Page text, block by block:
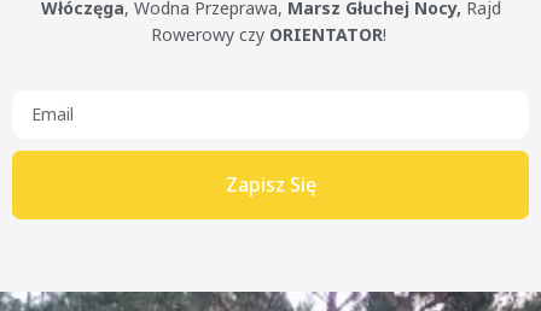
Włóczęga, Wodna Przeprawa, Marsz Głuchej Nocy, Rajd
Rowerowy czy ORIENTATOR!
Zapisz Się